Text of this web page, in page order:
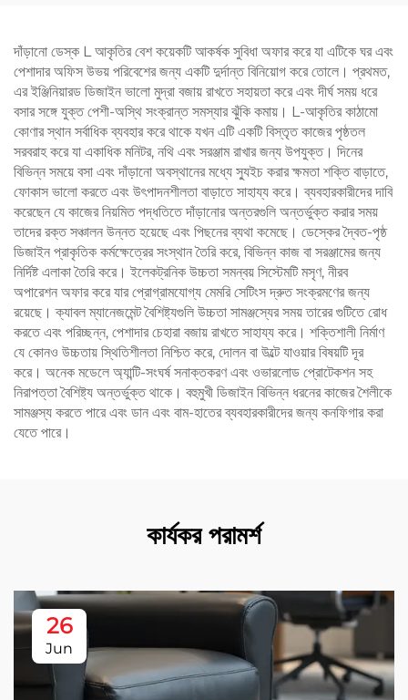
দাঁড়ানো ডেস্ক L আকৃতির বেশ কয়েকটি আকর্ষক সুবিধা অফার করে যা এটিকে ঘর এবং
পেশাদার অফিস উভয় পরিবেশের জন্য একটি দুর্দান্ত বিনিয়োগ করে তোলে। প্রথমত,
এর ইঞ্জিনিয়ারড ডিজাইন ভালো মুদ্রা বজায় রাখতে সহায়তা করে এবং দীর্ঘ সময় ধরে
বসার সঙ্গে যুক্ত পেশী-অস্থি সংক্রান্ত সমস্যার ঝুঁকি কমায়। L-আকৃতির কাঠামো
কোণার স্থান সর্বাধিক ব্যবহার করে থাকে যখন এটি একটি বিস্তৃত কাজের পৃষ্ঠতল
সরবরাহ করে যা একাধিক মনিটর, নথি এবং সরঞ্জাম রাখার জন্য উপযুক্ত। দিনের
বিভিন্ন সময়ে বসা এবং দাঁড়ানো অবস্থানের মধ্যে স্যুইচ করার ক্ষমতা শক্তি বাড়াতে,
ফোকাস ভালো করতে এবং উৎপাদনশীলতা বাড়াতে সাহায্য করে। ব্যবহারকারীদের দাবি
করেছেন যে কাজের নিয়মিত পদ্ধতিতে দাঁড়ানোর অন্তরগুলি অন্তর্ভুক্ত করার সময়
তাদের রক্ত ​​সঞ্চালন উন্নত হয়েছে এবং পিছনের ব্যথা কমেছে। ডেস্কের দ্বৈত-পৃষ্ঠ
ডিজাইন প্রাকৃতিক কর্মক্ষেত্রের সংস্থান তৈরি করে, বিভিন্ন কাজ বা সরঞ্জামের জন্য
নির্দিষ্ট এলাকা তৈরি করে। ইলেকট্রনিক উচ্চতা সমন্বয় সিস্টেমটি মসৃণ, নীরব
অপারেশন অফার করে যার প্রোগ্রামযোগ্য মেমরি সেটিংস দ্রুত সংক্রমণের জন্য
রয়েছে। ক্যাবল ম্যানেজমেন্ট বৈশিষ্ট্যগুলি উচ্চতা সামঞ্জস্যের সময় তারের গুটিতে রোধ
করতে এবং পরিচ্ছন্ন, পেশাদার চেহারা বজায় রাখতে সাহায্য করে। শক্তিশালী নির্মাণ
যে কোনও উচ্চতায় স্থিতিশীলতা নিশ্চিত করে, দোলন বা উল্টে যাওয়ার বিষয়টি দূর
করে। অনেক মডেলে অ্যান্টি-সংঘর্ষ সনাক্তকরণ এবং ওভারলোড প্রোটেকশন সহ
নিরাপত্তা বৈশিষ্ট্য অন্তর্ভুক্ত থাকে। বহুমুখী ডিজাইন বিভিন্ন ধরনের কাজের শৈলীকে
সামঞ্জস্য করতে পারে এবং ডান এবং বাম-হাতের ব্যবহারকারীদের জন্য কনফিগার করা
যেতে পারে।
কার্যকর পরামর্শ
26
Jun